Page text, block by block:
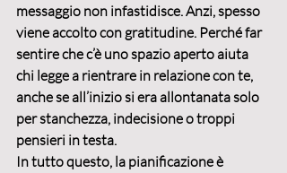
messaggio non infastidisce. Anzi, spesso
viene accolto con gratitudine. Perché far
sentire che c’è uno spazio aperto aiuta
chi legge a rientrare in relazione con te,
anche se all’inizio si era allontanata solo
per stanchezza, indecisione o troppi
pensieri in testa.
In tutto questo, la pianificazione è